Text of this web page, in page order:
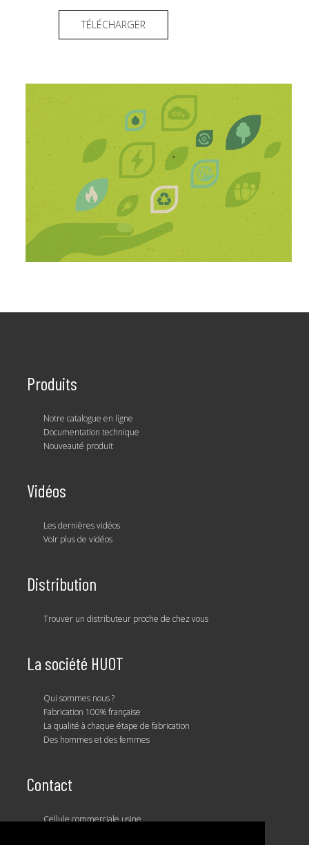
TÉLÉCHARGER
Produits
Notre catalogue en ligne
Documentation technique
Nouveauté produit
Vidéos
Les dernières vidéos
Voir plus de vidéos
Distribution
Trouver un distributeur proche de chez vous
La société HUOT
Qui sommes nous ?
Fabrication 100% française
La qualité à chaque étape de fabrication
Des hommes et des femmes
Contact
Cellule commerciale usine